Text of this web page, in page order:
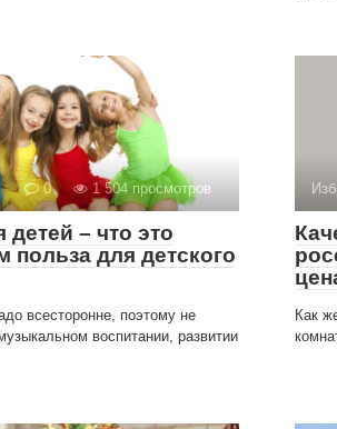
0 1 504 просмотров
детей – что это
польза для детского
всесторонне, поэтому не
воспитании, развитии
Как